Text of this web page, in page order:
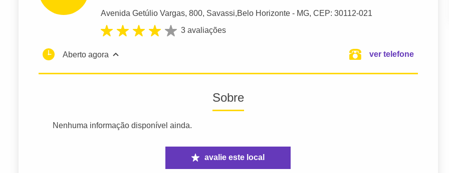
Avenida Getúlio Vargas, 800, Savassi,Belo Horizonte - MG, CEP: 30112-021
3 avaliações
Aberto agora ver telefone
Sobre
Nenhuma informação disponível ainda.
avalie este local